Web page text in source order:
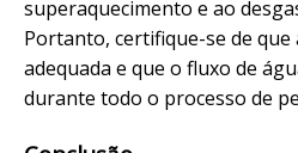
superaquecimento e ao
Portanto, certifique-se de
adequada e que o fluxo de
durante todo o processo de